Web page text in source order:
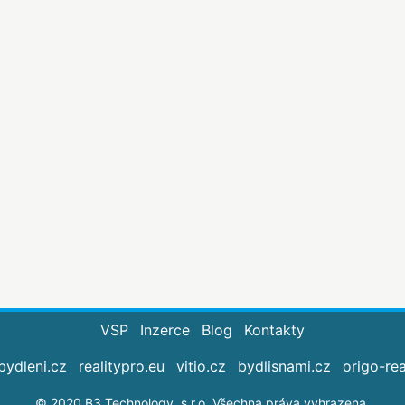
VSP Inzerce Blog
Kontakty
realitypro.eu vitio.cz bydlisnami.cz origo-